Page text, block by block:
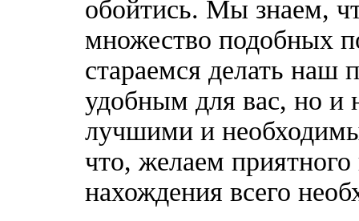
обойтись. Мы знаем,
множество подобных
стараемся делать наш
удобным для вас, но и
лучшими и
что, желаем
нахождения всего